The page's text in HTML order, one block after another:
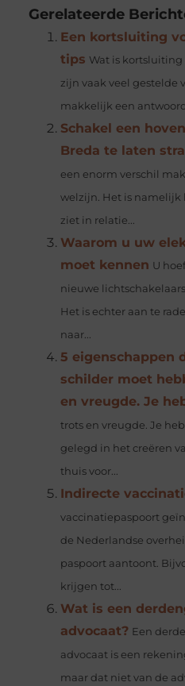
Gerelateerde
Een kortsluiting
tips Wat is
zijn vaak veel gestelde
makkelijk een
Schakel een
Breda te laten
een enorm verschil
welzijn. Het is namelijk
ziet in relatie...
Waarom u uw
moet kennen U
nieuwe
Het is echter aan te
naar...
5 eigenschappen
schilder moet
en vreugde. Je
trots en vreugde. Je
gelegd in het creëren
thuis voor...
Indirecte
vaccinatiepaspoort
de Nederlandse
paspoort aantoont.
krijgen tot...
Wat is een
advocaat? Een
advocaat is een
maar dat niet van de